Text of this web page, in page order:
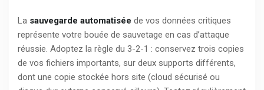
La sauvegarde automatisée de vos données critiques
représente votre bouée de sauvetage en cas d’attaque
réussie. Adoptez la règle du 3-2-1 : conservez trois copies
de vos fichiers importants, sur deux supports différents,
dont une copie stockée hors site (cloud sécurisé ou